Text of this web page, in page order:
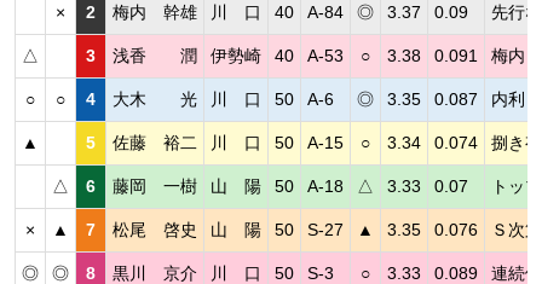
× 2 梅内 幹雄 川 口 40 A-84 ◎ 3.37 0.09 先行
△ 3 浅香 潤 伊勢崎 40 A-53 ○ 3.38 0.091 梅内
○ ○ 4 大木 光 川 口 50 A-6 ◎ 3.35 0.087 内利
▲ 5 佐藤 裕二 川 口 50 A-15 ○ 3.34 0.074 捌き
△ 6 藤岡 一樹 山 陽 50 A-18 △ 3.33 0.07 トッ
× ▲ 7 松尾 啓史 山 陽 50 S-27 ▲ 3.35 0.076 Ｓ次
◎ ◎ 8 黒川 京介 川 口 50 S-3 ○ 3.33 0.089 連続